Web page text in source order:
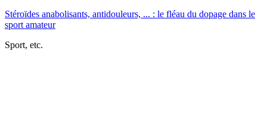
Stéroïdes anabolisants, antidouleurs, ... : le fléau du dopage dans le
sport amateur
Sport, etc.